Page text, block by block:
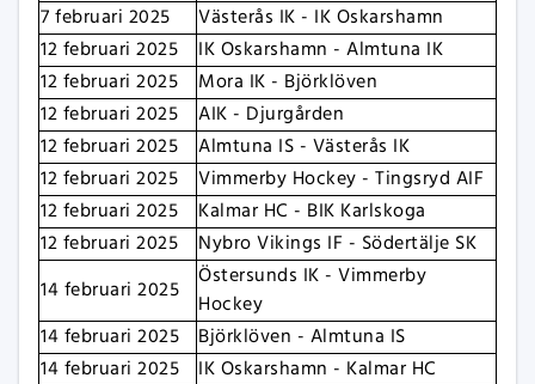
7 februari 2025
Västerås IK - IK Oskarshamn
12 februari 2025
IK Oskarshamn - Almtuna IK
12 februari 2025
Mora IK - Björklöven
12 februari 2025
AIK - Djurgården
12 februari 2025
Almtuna IS - Västerås IK
12 februari 2025
Vimmerby Hockey - Tingsryd AIF
12 februari 2025
Kalmar HC - BIK Karlskoga
12 februari 2025
Nybro Vikings IF - Södertälje SK
14 februari 2025
Östersunds IK - Vimmerby
Hockey
14 februari 2025
Björklöven - Almtuna IS
14 februari 2025
IK Oskarshamn - Kalmar HC